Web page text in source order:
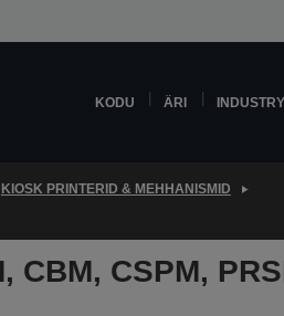
KODU ÄRI
KIOSK PRINTERID & MEHHANISMID
CSPM,